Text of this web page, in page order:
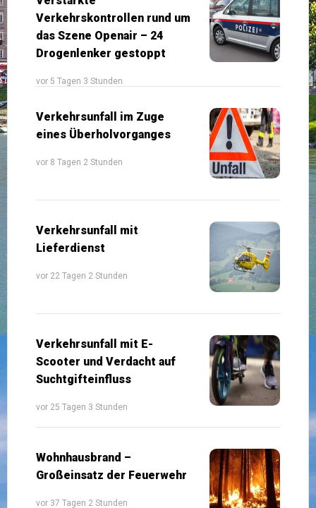
Verkehrskontrollen rund um
das Szene Openair – 24
Drogenlenker gestoppt
vor 5 Tagen 3 Stunden
Verkehrsunfall im Zuge
eines Überholvorganges
vor 8 Tagen 2 Stunden
Verkehrsunfall mit
Lieferdienst
vor 22 Tagen 2 Stunden
Verkehrsunfall mit E-
Scooter und Verdacht auf
Suchtgifteinfluss
vor 25 Tagen 3 Stunden
Wohnhausbrand –
Großeinsatz der Feuerwehr
vor 37 Tagen 2 Stunden